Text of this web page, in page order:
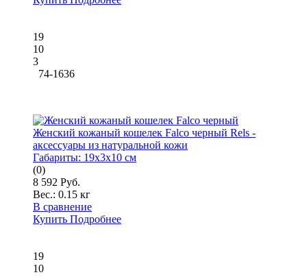
19
10
3
74-1636
Женский кожаный кошелек Falco черный Rels -
аксессуары из натуральной кожи
Габариты: 19x3x10 см
(0)
8 592 Руб.
Вес.: 0.15 кг
В сравнение
Купить Подробнее
19
10